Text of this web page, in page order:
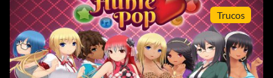
Trucos